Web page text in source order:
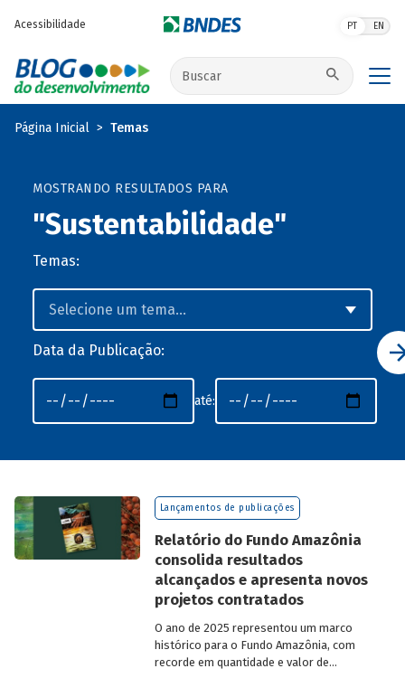
Acessibilidade PT EN
Buscar no site
Página Inicial Temas
MOSTRANDO RESULTADOS PARA
"Sustentabilidade"
Temas:
Data da Publicação:
até:
Lançamentos de publicações
Relatório do Fundo Amazônia
consolida resultados
alcançados e apresenta novos
projetos contratados
O ano de 2025 representou um marco
histórico para o Fundo Amazônia, com
recorde em quantidade e valor de